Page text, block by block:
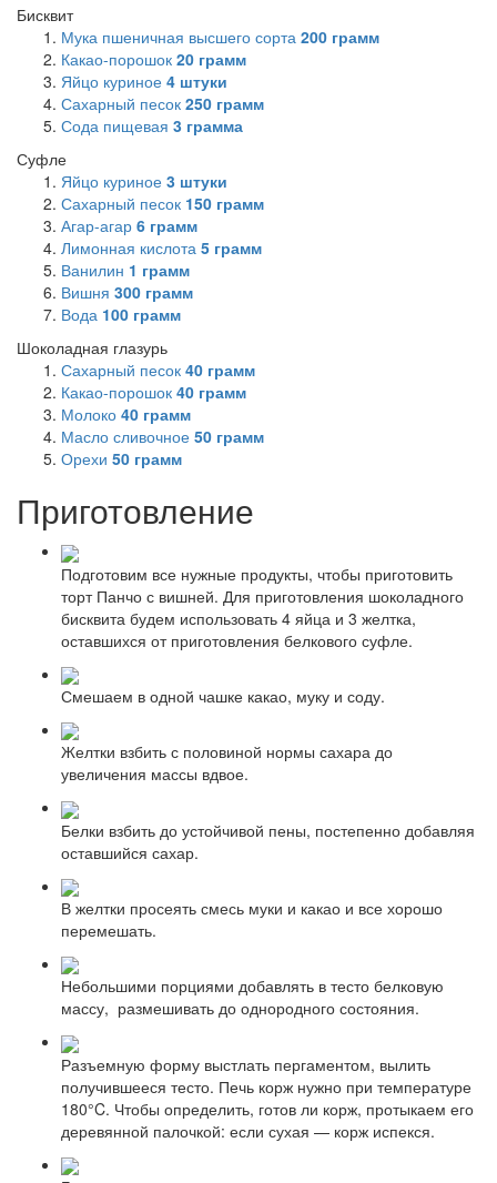
Бисквит
Мука пшеничная высшего сорта 200 грамм
Какао-порошок 20 грамм
Яйцо куриное 4 штуки
Сахарный песок 250 грамм
Сода пищевая 3 грамма
Суфле
Яйцо куриное 3 штуки
Сахарный песок 150 грамм
Агар-агар 6 грамм
Лимонная кислота 5 грамм
Ванилин 1 грамм
Вишня 300 грамм
Вода 100 грамм
Шоколадная глазурь
Сахарный песок 40 грамм
Какао-порошок 40 грамм
Молоко 40 грамм
Масло сливочное 50 грамм
Орехи 50 грамм
Приготовление
Подготовим все нужные продукты, чтобы приготовить
торт Панчо с вишней. Для приготовления шоколадного
бисквита будем использовать 4 яйца и 3 желтка,
оставшихся от приготовления белкового суфле.
Смешаем в одной чашке какао, муку и соду.
Желтки взбить с половиной нормы сахара до
увеличения массы вдвое.
Белки взбить до устойчивой пены, постепенно добавляя
оставшийся сахар.
В желтки просеять смесь муки и какао и все хорошо
перемешать.
Небольшими порциями добавлять в тесто белковую
массу, размешивать до однородного состояния.
Разъемную форму выстлать пергаментом, вылить
получившееся тесто. Печь корж нужно при температуре
180°C. Чтобы определить, готов ли корж, протыкаем его
деревянной палочкой: если сухая — корж испекся.